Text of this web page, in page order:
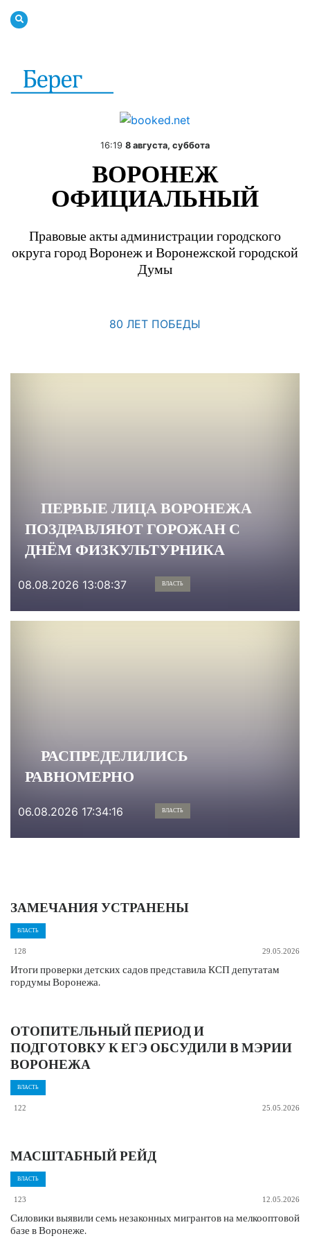
16:19 8 августа, суббота
ВОРОНЕЖ
ОФИЦИАЛЬНЫЙ
Правовые акты администрации городского
округа город Воронеж и Воронежской городской
Думы
80 ЛЕТ ПОБЕДЫ
ПЕРВЫЕ ЛИЦА ВОРОНЕЖА
ПОЗДРАВЛЯЮТ ГОРОЖАН С
ДНЁМ ФИЗКУЛЬТУРНИКА
08.08.2026 13:08:37 ВЛАСТЬ
РАСПРЕДЕЛИЛИСЬ
РАВНОМЕРНО
06.08.2026 17:34:16 ВЛАСТЬ
ЗАМЕЧАНИЯ УСТРАНЕНЫ
ВЛАСТЬ
128 29.05.2026
Итоги проверки детских садов представила КСП депутатам
гордумы Воронежа.
ОТОПИТЕЛЬНЫЙ ПЕРИОД И
ПОДГОТОВКУ К ЕГЭ ОБСУДИЛИ В МЭРИИ
ВОРОНЕЖА
ВЛАСТЬ
122 25.05.2026
МАСШТАБНЫЙ РЕЙД
ВЛАСТЬ
123 12.05.2026
Силовики выявили семь незаконных мигрантов на мелкооптовой
базе в Воронеже.